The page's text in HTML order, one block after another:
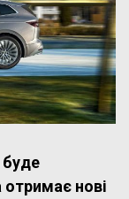
буде
нові